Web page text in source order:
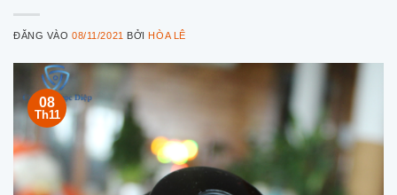
ĐĂNG VÀO08/11/2021 BỞIHÒA LÊ
08
Th11